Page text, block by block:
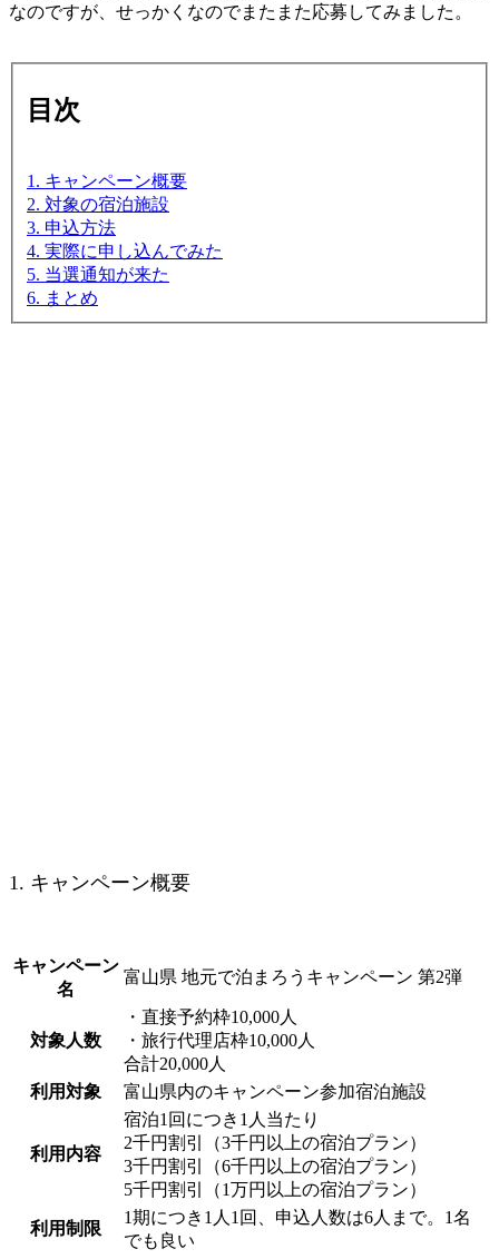
なのですが、せっかくなのでまたまた応募してみました。
目次
1. キャンペーン概要
2. 対象の宿泊施設
3. 申込方法
4. 実際に申し込んでみた
5. 当選通知が来た
6. まとめ
1. キャンペーン概要
キャンペーン
名
富山県 地元で泊まろうキャンペーン 第2弾
対象人数
・直接予約枠10,000人
・旅行代理店枠10,000人
合計20,000人
利用対象
富山県内のキャンペーン参加宿泊施設
利用内容
宿泊1回につき1人当たり
2千円割引（3千円以上の宿泊プラン）
3千円割引（6千円以上の宿泊プラン）
5千円割引（1万円以上の宿泊プラン）
利用制限
1期につき1人1回、申込人数は6人まで。1名
でも良い